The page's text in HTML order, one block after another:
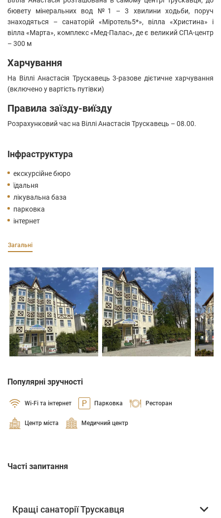
бювету мінеральних вод №1 – 3 хвилини ходьби, поруч
знаходяться – санаторій «Міротель5*», вілла «Христина» і
вілла «Марта», комплекс «Мед-Палас», де є великий СПА-центр
– 300 м
Харчування
На Віллі Анастасія Трускавець 3-разове дієтичне харчування
(включено у вартість путівки)
Правила заїзду-виїзду
Розрахунковий час на Віллі Анастасія Трускавець – 08.00.
Інфраструктура
екскурсійне бюро
їдальня
лікувальна база
парковка
інтернет
Загальні
Популярні зручності
Wi-Fi та інтернет Парковка Ресторан
Центр міста Медичний центр
Часті запитання
Кращі санаторії Трускавця